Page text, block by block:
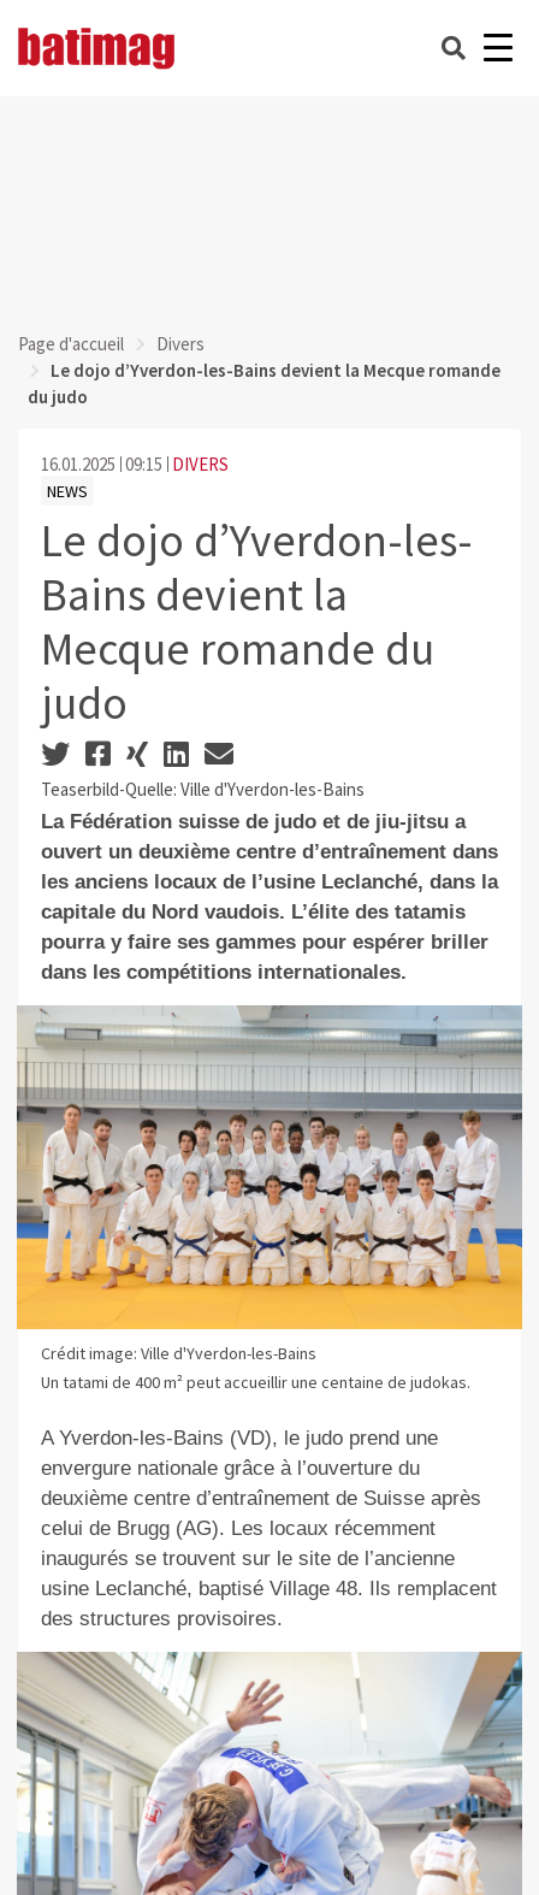
Page d'accueil
Divers
Le dojo d’Yverdon-les-Bains devient la Mecque romande
du judo
16.01.2025 09:15 DIVERS
NEWS
Le dojo d’Yverdon-les-
Bains devient la
Mecque romande du
judo
Teaserbild-Quelle: Ville d'Yverdon-les-Bains
La Fédération suisse de judo et de jiu-jitsu a
ouvert un deuxième centre d’entraînement dans
les anciens locaux de l’usine Leclanché, dans la
capitale du Nord vaudois. L’élite des tatamis
pourra y faire ses gammes pour espérer briller
dans les compétitions internationales.
Crédit image: Ville d'Yverdon-les-Bains
Un tatami de 400 m² peut accueillir une centaine de judokas.
A Yverdon-les-Bains (VD), le judo prend une
envergure nationale grâce à l’ouverture du
deuxième centre d’entraînement de Suisse après
celui de Brugg (AG). Les locaux récemment
inaugurés se trouvent sur le site de l’ancienne
usine Leclanché, baptisé Village 48. Ils remplacent
des structures provisoires.